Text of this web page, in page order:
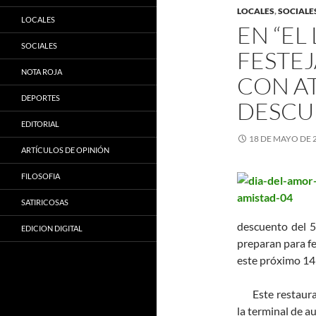
LOCALES,
EN
CON
18 DE MAYO DE
descuento del
preparan para
este próximo
Este
la terminal de
LOCALES
SOCIALES
NOTA ROJA
DEPORTES
EDITORIAL
ARTÍCULOS DE OPINIÓN
FILOSOFIA
SATIRICOSAS
EDICION DIGITAL